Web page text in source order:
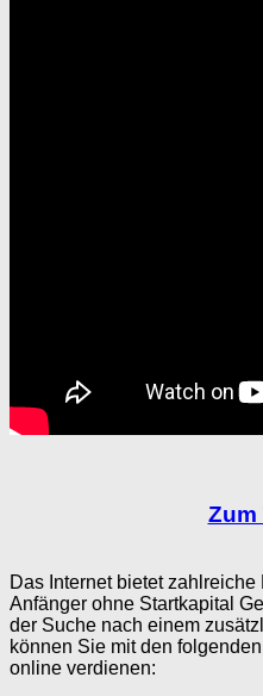
Zum
Das Internet bietet
Anfänger ohne Startkapital
der Suche nach einem
können Sie mit den
online verdienen: